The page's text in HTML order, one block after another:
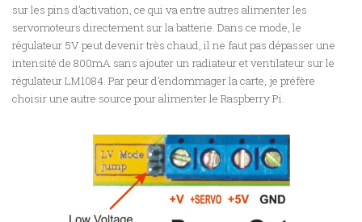
sur les pins d’activation, ce qui va entre autres alimenter les
servomoteurs directement sur la batterie. Dans ce mode, le
régulateur 5V peut devenir très chaud, il ne faut pas dépasser une
intensité de 800mA sans ajouter un radiateur et ventilateur sur le
régulateur LM1084. Par peur d’endommager la carte, je préfère
choisir une autre source pour alimenter le Raspberry Pi.